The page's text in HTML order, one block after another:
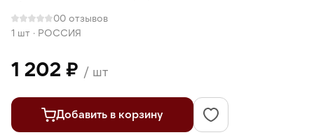
00 отзывов
1 шт · РОССИЯ
1 202 ₽ / шт
Добавить в корзину